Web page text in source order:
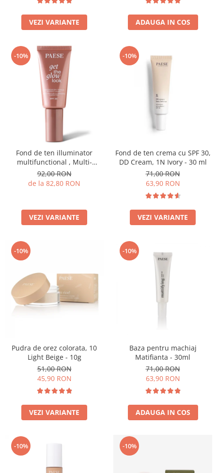
VEZI VARIANTE ADAUGA IN COS
-10%
Fond de ten illuminator
multifunctional , Multi-
function Illuminating
Foundation, nuanta 1N LIGHT
BEIGE– 30 ml
92,00 RON
de la 82,80 RON
VEZI VARIANTE
-10%
Fond de ten crema cu SPF 30,
DD Cream, 1N Ivory - 30 ml
71,00 RON
63,90 RON
VEZI VARIANTE
-10%
Pudra de orez colorata, 10
Light Beige - 10g
51,00 RON
45,90 RON
VEZI VARIANTE
-10%
Baza pentru machiaj
Matifianta - 30ml
71,00 RON
63,90 RON
ADAUGA IN COS
-10% -10%